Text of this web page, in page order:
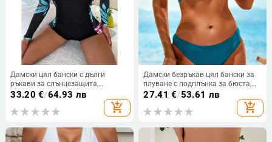
Дамски цял бански с дълги
ръкави за слънцезащита,
квадратен крак; материя: найлон
82%, подплата: полиестер, принт,
висока еластичност
33.20 €/64.93 лв
add_shopping_cart
Дамски безръкав цял бански за
плуване с подплънка за бюста,
75% найлонова тъкан и 25%
полиестерова подплата, за
плуване и газене във вода
27.41 €/53.61 лв
add_shopping_cart